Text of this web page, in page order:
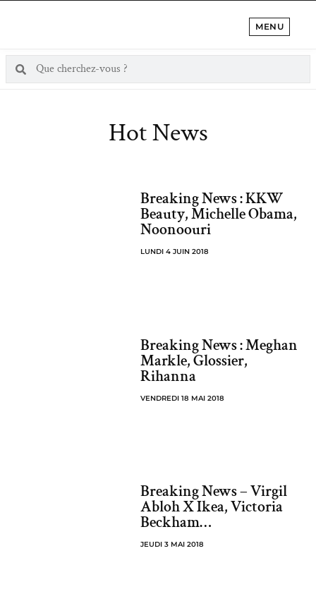
MENU
Hot News
Breaking News : KKW
Beauty, Michelle Obama,
Noonoouri
LUNDI 4 JUIN 2018
Breaking News : Meghan
Markle, Glossier,
Rihanna
VENDREDI 18 MAI 2018
Breaking News – Virgil
Abloh X Ikea, Victoria
Beckham…
JEUDI 3 MAI 2018